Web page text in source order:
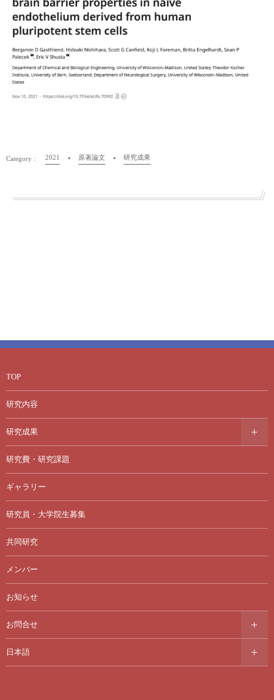
2021 原著論文 研究成果
TOP
研究内容
研究成果
研究費・研究課題
ギャラリー
研究員・大学院生募集
共同研究
メンバー
お知らせ
お問合せ
日本語